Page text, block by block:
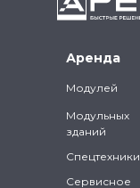
Аренда
Модулей
Модульных
зданий
Спецтехники
Сервисное